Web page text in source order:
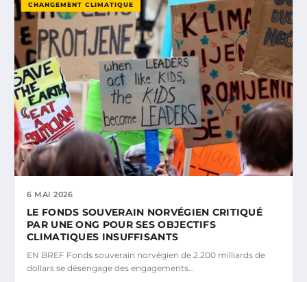
CHANGEMENT CLIMATIQUE
6 MAI 2026
LE FONDS SOUVERAIN NORVÉGIEN CRITIQUÉ
PAR UNE ONG POUR SES OBJECTIFS
CLIMATIQUES INSUFFISANTS
EN BREF Fonds souverain norvégien de 2.200 milliards de
dollars se désengage des engagements…